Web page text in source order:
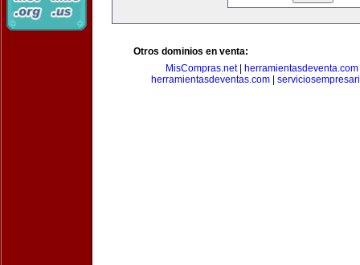
Otros dominios en venta:
MisCompras.net| herramientasdeventa.com
herramientasdeventas.com